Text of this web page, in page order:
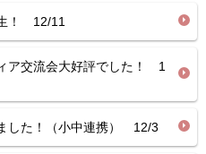
！ 12/11
ア交流会大好評でした！ 1
した！（小中連携） 12/3